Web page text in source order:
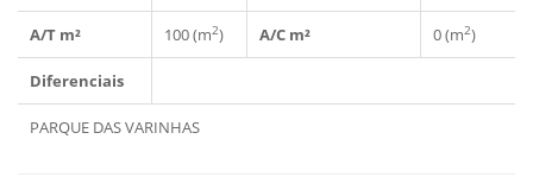
A/T m² 100 (m2) A/C m² 0 (m2)
Diferenciais
PARQUE DAS VARINHAS